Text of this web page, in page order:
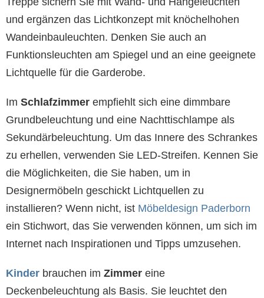
und ergänzen das Lichtkonzept mit knöchelhohen
Wandeinbauleuchten. Denken Sie auch an
Funktionsleuchten am Spiegel und an eine geeignete
Lichtquelle für die Garderobe.
Im Schlafzimmer empfiehlt sich eine dimmbare
Grundbeleuchtung und eine Nachttischlampe als
Sekundärbeleuchtung. Um das Innere des Schrankes
zu erhellen, verwenden Sie LED-Streifen. Kennen Sie
die Möglichkeiten, die Sie haben, um in
Designermöbeln geschickt Lichtquellen zu
installieren? Wenn nicht, ist Möbeldesign Paderborn
ein Stichwort, das Sie verwenden können, um sich im
Internet nach Inspirationen und Tipps umzusehen.
Kinder brauchen im Zimmer eine
Deckenbeleuchtung als Basis. Sie leuchtet den